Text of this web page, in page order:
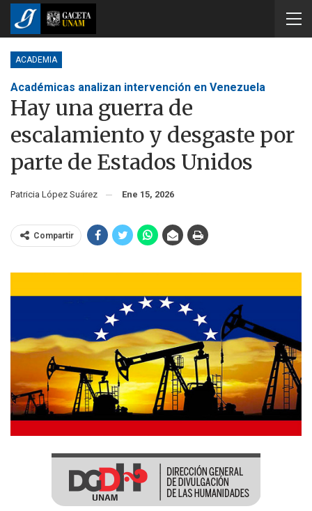
ACADEMIA
Académicas analizan intervención en Venezuela
Hay una guerra de
escalamiento y desgaste por
parte de Estados Unidos
Patricia López Suárez Ene 15, 2026
Compartir